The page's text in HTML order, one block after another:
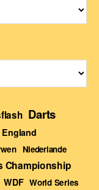
Darts
England
Niederlande
Championship
WDF World Series